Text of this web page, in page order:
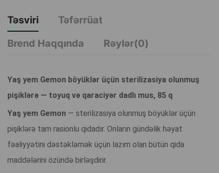
Təsviri
Təfərrüat
Brend Haqqında
Rəylər(0)
Yaş yem Gemon böyüklər üçün sterilizasiya olunmuş
pişiklərə — toyuq və qaraciyər dadlı mus, 85 q
Yaş yem Gemon — sterilizasiya olunmuş böyüklər üçün
pişiklərə tam rasionlu qidadır. Onların gündəlik həyat
fəaliyyətini dəstəkləmək üçün lazım olan bütün qida
maddələrini özündə birləşdirir.